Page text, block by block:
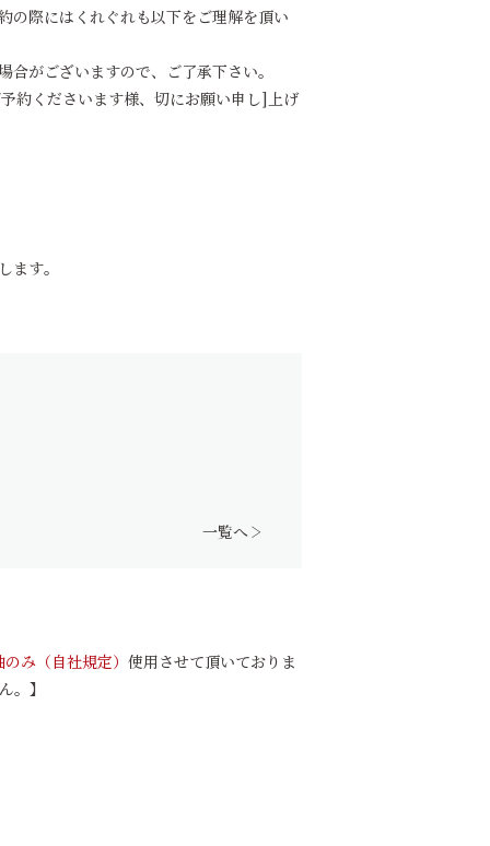
の際にはくれぐれも以下をご理解を頂い
がございますので、ご了承下さい。
約くださいます様、切にお願い申し]上げ
ます。
一覧へ
み（自社規定） 使用させて頂いておりま
。】